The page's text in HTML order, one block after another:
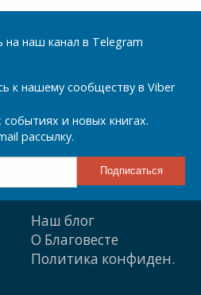
на наш канал в Telegram
к нашему сообществу в Viber
и новых книгах.
рассылку.
Наш блог
О Благовесте
Политика конфиден.